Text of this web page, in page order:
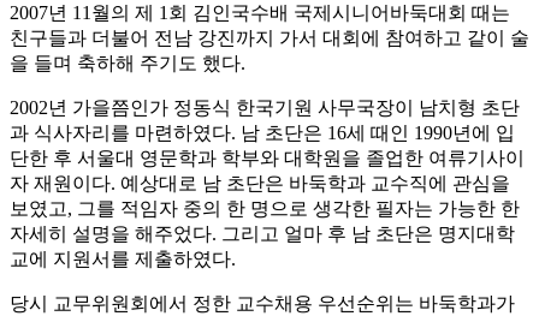
2007년 11월의 제 1회 김인국수배 국제시니어바둑대회 때는
친구들과 더불어 전남 강진까지 가서 대회에 참여하고 같이 술
을 들며 축하해 주기도 했다.
2002년 가을쯤인가 정동식 한국기원 사무국장이 남치형 초단
과 식사자리를 마련하였다. 남 초단은 16세 때인 1990년에 입
단한 후 서울대 영문학과 학부와 대학원을 졸업한 여류기사이
자 재원이다. 예상대로 남 초단은 바둑학과 교수직에 관심을
보였고, 그를 적임자 중의 한 명으로 생각한 필자는 가능한 한
자세히 설명을 해주었다. 그리고 얼마 후 남 초단은 명지대학
교에 지원서를 제출하였다.
당시 교무위원회에서 정한 교수채용 우선순위는 바둑학과가